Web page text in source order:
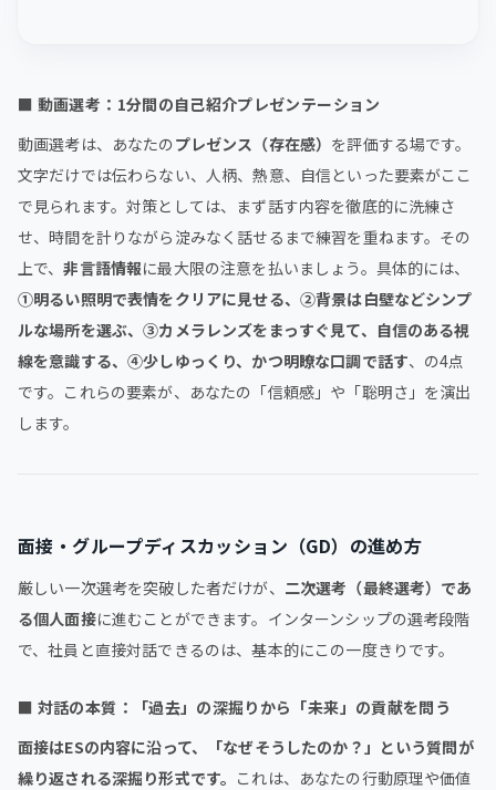
■ 動画選考：1分間の自己紹介プレゼンテーション
動画選考は、あなたの プレゼンス（存在感） を評価する場です。
文字だけでは伝わらない、人柄、熱意、自信といった要素がここ
で見られます。対策としては、まず話す内容を徹底的に洗練さ
せ、時間を計りながら淀みなく話せるまで練習を重ねます。その
上で、非言語情報に最大限の注意を払いましょう。具体的には、
①明るい照明で表情をクリアに見せる、②背景は白壁などシンプ
ルな場所を選ぶ、③カメラレンズをまっすぐ見て、自信のある視
線を意識する、④少しゆっくり、かつ明瞭な口調で話す、の4点
です。これらの要素が、あなたの「信頼感」や「聡明さ」を演出
します。
面接・グループディスカッション（GD）の進め方
厳しい一次選考を突破した者だけが、 二次選考（最終選考）であ
る個人面接に進むことができます。インターンシップの選考段階
で、社員と直接対話できるのは、基本的にこの一度きりです。
■ 対話の本質：「過去」の深掘りから「未来」の貢献を問う
面接はESの内容に沿って、「なぜそうしたのか？」という質問が
繰り返される深掘り形式です。 これは、あなたの行動原理や価値